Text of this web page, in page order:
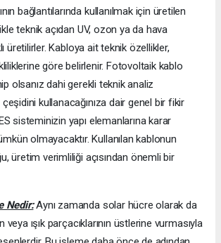
bağlantılarında kullanılmak için üretilen
teknik açıdan UV, ozon ya da hava
üretilirler. Kabloya ait teknik özellikler,
göre belirlenir. Fotovoltaik kablo
olsanız dahi gerekli teknik analiz
kullanacağınıza dair genel bir fikir
sisteminizin yapı elemanlarına karar
olmayacaktır. Kullanılan kablonun
üretim verimliliği açısından önemli bir
Nedir:Aynı zamanda solar hücre olarak da
veya ışık parçacıklarının üstlerine vurmasıyla